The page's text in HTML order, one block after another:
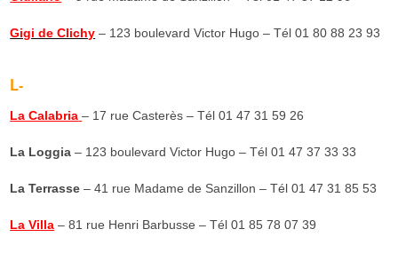
Gigi de Clichy – 123 boulevard Victor Hugo – Tél 01 80 88 23 93
L-
La Calabria – 17 rue Casterès – Tél01 47 31 59 26
La Loggia – 123 boulevard Victor Hugo – Tél01 47 37 33 33
La Terrasse – 41 rue Madame de Sanzillon – Tél01 47 31 85 53
La Villa – 81 rue Henri Barbusse – Tél 01 85 78 07 39